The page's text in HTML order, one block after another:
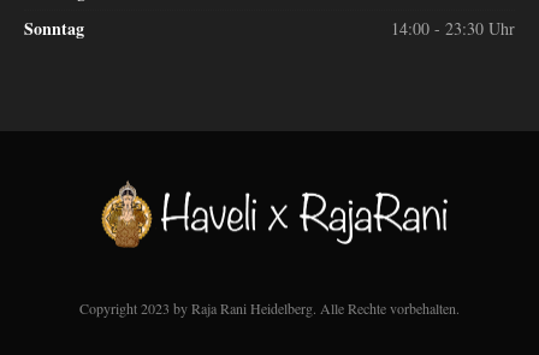
Sonntag 14:00 - 23:30 Uhr
Copyright 2023 by Raja Rani Heidelberg. Alle Rechte vorbehalten.